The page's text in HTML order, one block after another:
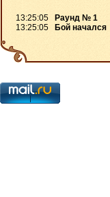
13:25:05
Раунд № 1
13:25:05
Бой начался